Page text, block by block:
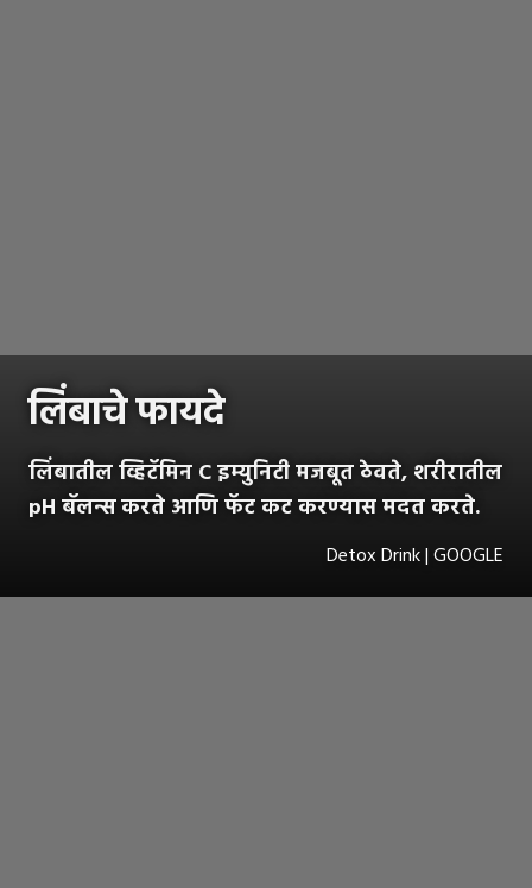
लिंबाचे फायदे
लिंबातील व्हिटॅमिन C इम्युनिटी मजबूत ठेवते, शरीरातील
pH बॅलन्स करते आणि फॅट कट करण्यास मदत करते.
Detox Drink | GOOGLE